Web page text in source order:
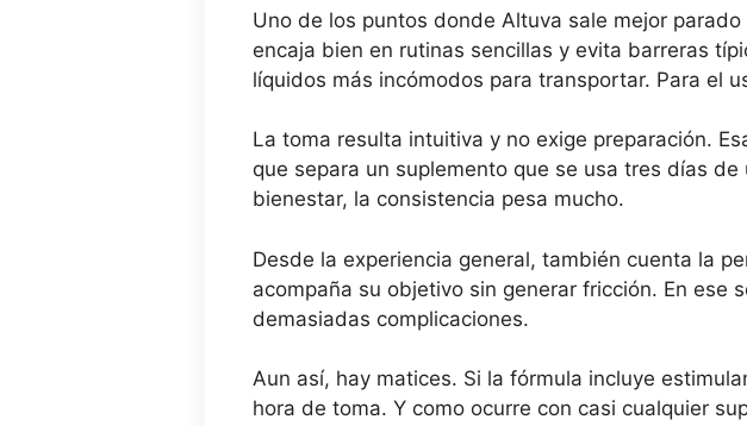
Uno de los puntos donde Altuva sale mejor
encaja bien en rutinas sencillas y evita barreras
líquidos más incómodos para transportar. Para el
La toma resulta intuitiva y no exige preparación.
que separa un suplemento que se usa tres días
bienestar, la consistencia pesa mucho.
Desde la experiencia general, también cuenta la
acompaña su objetivo sin generar fricción. En ese
demasiadas complicaciones.
Aun así, hay matices. Si la fórmula incluye
hora de toma. Y como ocurre con casi cualquier